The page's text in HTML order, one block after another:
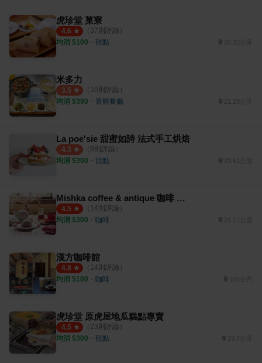
虎珍堂 菓寮
4.6 （ 37則評論）
均消 $100 ・ 甜點
米多力
3.5 （ 10則評論）
均消 $390 ・ 景觀餐廳
La poe'sie 甜蜜如詩 法式手工烘焙
4.3 （ 9則評論）
均消 $300 ・ 甜點
Mishka coffee & antique 咖啡 古董傢俱
4.5 （ 14則評論）
均消 $300 ・ 咖啡
漢方咖啡館
4.8 （ 14則評論）
均消 $100 ・ 咖啡
虎珍堂 原虎屋地瓜糕點專賣
4.5 （ 23則評論）
均消 $300 ・ 甜點